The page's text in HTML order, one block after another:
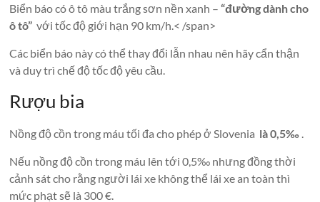
Biển báo có ô tô màu trắng sơn nền xanh –“đường dành cho
ô tô” với tốc độ giới hạn 90 km/h.< /span>
Các biển báo này có thể thay đổi lẫn nhau nên hãy cẩn thận
và duy trì chế độ tốc độ yêu cầu.
Rượu bia
Nồng độ cồn trong máu tối đa cho phép ở Slovenia là 0,5‰
Nếu nồng độ cồn trong máu lên tới 0,5‰ nhưng đồng thời
cảnh sát cho rằng người lái xe không thể lái xe an toàn thì
mức phạt sẽ là 300 €.